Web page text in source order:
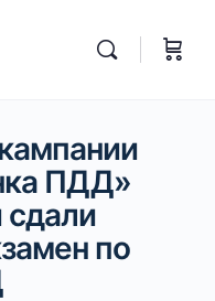
ПДД»
по